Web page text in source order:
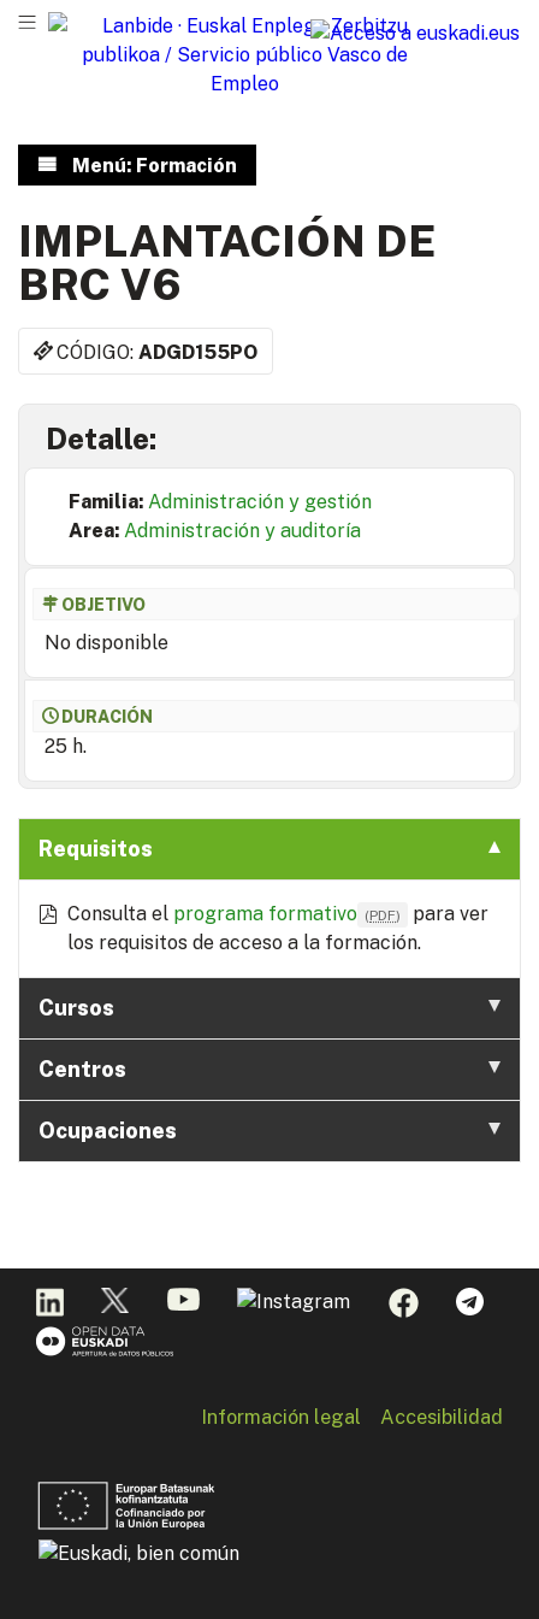
Menú: Formación
IMPLANTACIÓN DE
BRC V6
CÓDIGO:ADGD155PO
Detalle:
Familia: Administración y gestión
Area: Administración y auditoría
OBJETIVO
No disponible
DURACIÓN
25 h.
Requisitos
Consulta el programa formativo (PDF)
para ver
los requisitos de acceso a la formación.
Cursos
Centros
Ocupaciones
Información legal Accesibilidad